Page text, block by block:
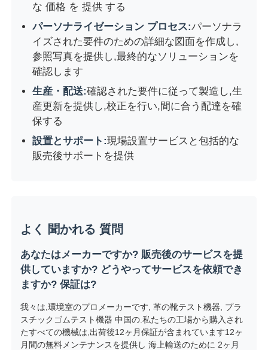
な 価格 を 提供 する
パーソナライゼーション プロセス:パーソナラ
イズされた要件のための詳細な図面を作成し,
参照写真を提供し,最終的なソリューションを
確認します
生産・配送:確認された要件に従って製造し,生
産更新を提供し,校正を行い,間に合う配達を確
保する
設置とサポート:現場設置サービスと包括的な
販売後サポートを提供
よく 聞かれる 質問
あなたはメーカーですか? 販売後のサービスを提
供していますか? どうやってサービスを依頼でき
ますか? 保証は?
我々は,環境室のプロメーカーです, 革の靴テスト機器, プラ
スチックゴムテスト機器 中国の.私たちの工場から購入され
たすべての機械は,出荷後12ヶ月保証が含まれています12ヶ
月間の無料メンテナンスを提供し 海上輸送のために 2ヶ月